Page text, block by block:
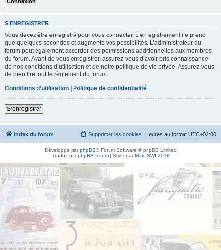
S’ENREGISTRER
Vous devez être enregistré pour vous connecter. L’enregistrement ne prend
que quelques secondes et augmente vos possibilités. L’administrateur du
forum peut également accorder des permissions additionnelles aux membres
du forum. Avant de vous enregistrer, assurez-vous d’avoir pris connaissance
de nos conditions d’utilisation et de notre politique de vie privée. Assurez-vous
de bien lire tout le règlement du forum.
Conditions d’utilisation | Politique de confidentialité
S’enregistrer
Index du forum Heures au format UTC+02:00
Supprimer les cookies
Développé parphpBB® Forum Software © phpBB Limited
Traduit parphpBB-fr.com| Style parMarc SWI 2018